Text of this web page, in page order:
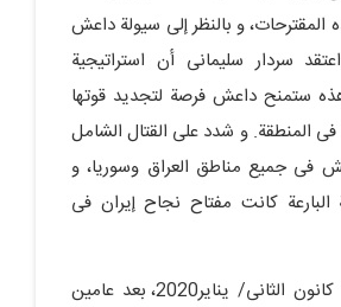
و بالنظر إلى سیولة داعش
سردار سلیمانی أن استراتیجیة
هذه ستمنح داعش فرصة لتجدید قوتها
المنطقة. و شدد على القتال الشامل
فی جمیع مناطق العراق وسوریا، و
البارعة کانت مفتاح نجاح إیران فی
فی الثالث من کانون الثانی/ ینایر2020، بعد عامین